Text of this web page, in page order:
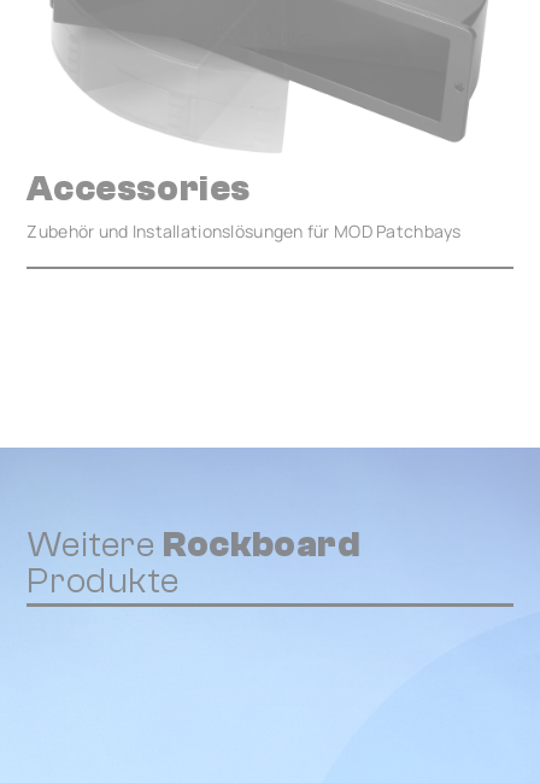
Accessories
Zubehör und Installationslösungen für MOD Patchbays
Weitere Rockboard
Produkte